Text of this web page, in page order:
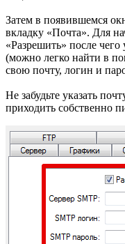
Затем в появившемся
вкладку «Почта». Для
«Разрешить» после
(можно легко найти в
свою почту, логин и
Не забудьте указать
приходить собственно